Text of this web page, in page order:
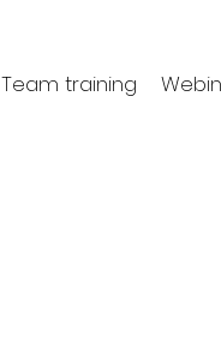
Team training